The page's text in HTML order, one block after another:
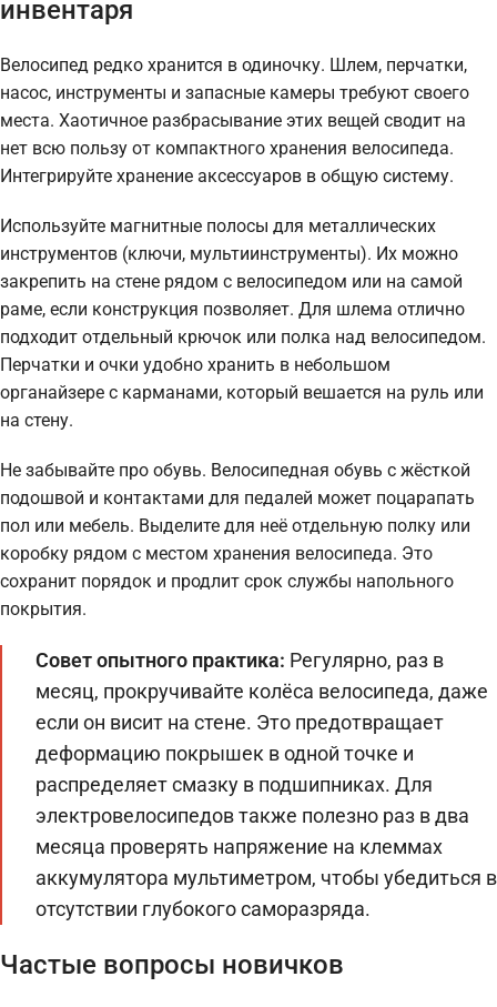
инвентаря
Велосипед редко хранится в одиночку. Шлем, перчатки,
насос, инструменты и запасные камеры требуют своего
места. Хаотичное разбрасывание этих вещей сводит на
нет всю пользу от компактного хранения велосипеда.
Интегрируйте хранение аксессуаров в общую систему.
Используйте магнитные полосы для металлических
инструментов (ключи, мультиинструменты). Их можно
закрепить на стене рядом с велосипедом или на самой
раме, если конструкция позволяет. Для шлема отлично
подходит отдельный крючок или полка над велосипедом.
Перчатки и очки удобно хранить в небольшом
органайзере с карманами, который вешается на руль или
на стену.
Не забывайте про обувь. Велосипедная обувь с жёсткой
подошвой и контактами для педалей может поцарапать
пол или мебель. Выделите для неё отдельную полку или
коробку рядом с местом хранения велосипеда. Это
сохранит порядок и продлит срок службы напольного
покрытия.
Совет опытного практика: Регулярно, раз в
месяц, прокручивайте колёса велосипеда, даже
если он висит на стене. Это предотвращает
деформацию покрышек в одной точке и
распределяет смазку в подшипниках. Для
электровелосипедов также полезно раз в два
месяца проверять напряжение на клеммах
аккумулятора мультиметром, чтобы убедиться в
отсутствии глубокого саморазряда.
Частые вопросы новичков